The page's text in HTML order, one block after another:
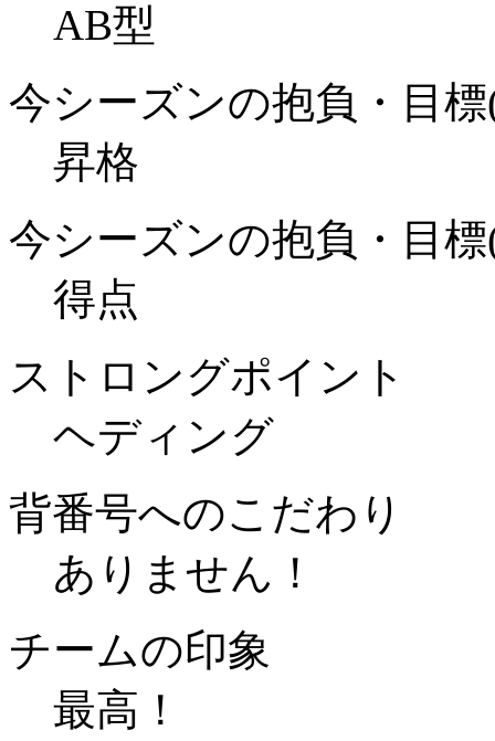
AB型
今シーズンの抱負・目
昇格
今シーズンの抱負・目
得点
ストロングポイント
ヘディング
背番号へのこだわり
ありません！
チームの印象
最高！